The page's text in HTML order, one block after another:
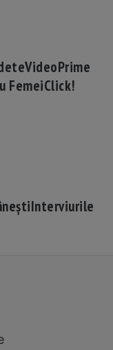
VideoPrime
FemeiClick!
Interviurile